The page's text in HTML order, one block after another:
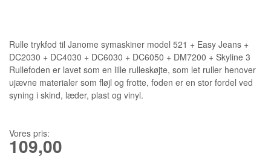
Rulle trykfod til Janome symaskiner model 521 + Easy Jeans +
DC2030 + DC4030 + DC6030 + DC6050 + DM7200 + Skyline 3
Rullefoden er lavet som en lille rulleskøjte, som let ruller henover
ujævne materialer som fløjl og frotte, foden er en stor fordel ved
syning i skind, læder, plast og vinyl.
Vores pris:
109,00